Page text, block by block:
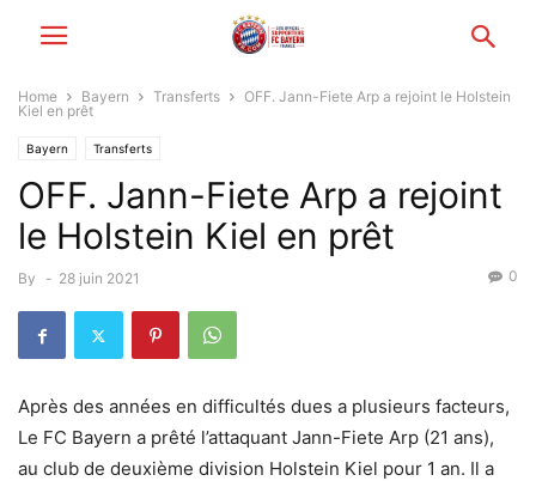
Home Bayern Transferts
OFF. Jann-Fiete Arp a rejoint le Holstein
Kiel en prêt
Bayern Transferts
OFF. Jann-Fiete Arp a rejoint
le Holstein Kiel en prêt
By - 28 juin 2021 0
Après des années en difficultés dues a plusieurs facteurs,
Le FC Bayern a prêté l’attaquant Jann-Fiete Arp (21 ans),
au club de deuxième division Holstein Kiel pour 1 an. Il a